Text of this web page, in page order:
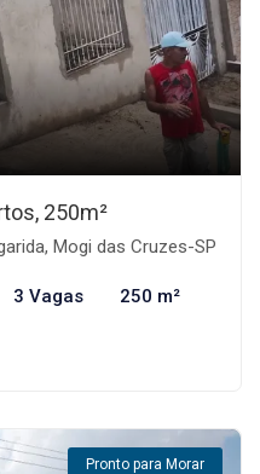
250m²
Mogi das Cruzes-SP
3 Vagas 250 m²
Pronto para Morar